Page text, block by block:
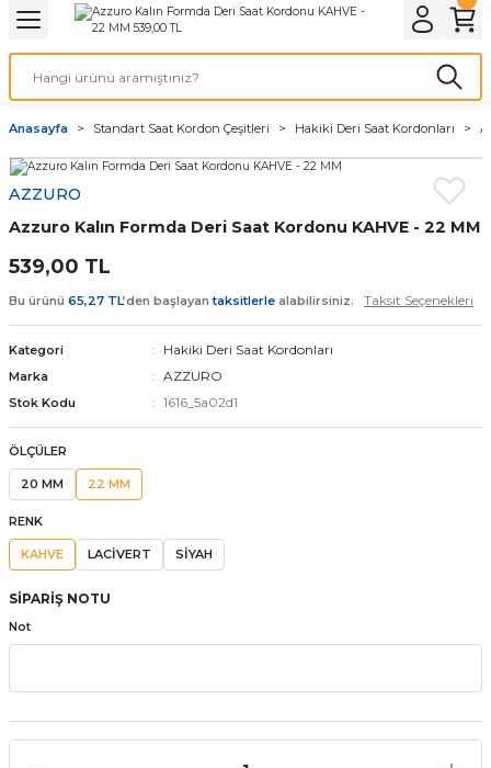
Geri Dön
& ELEKTİRİK AYDINLATMA & ELEKTRİK
Geri Dön
ve Cihaz Pilleri
ÇEŞİTLERİ
Pili
Geri Dön
Geri Dön
Kordon Çeşitleri
Kordonları
saat kordonu
Kordonları
Anasayfa Standart Saat Kordon Çeşitleri Hakiki Deri Saat Kordonları
AZZURO
Azzuro Kalın Formda Deri Saat Kordonu KAHVE - 22 MM
539,00 TL
Bu ürünü 65,27 TL’den başlayantaksitlerle alabilirsiniz. Taksit Seçenekleri
Kategori Hakiki Deri Saat Kordonları
Marka AZZURO
Stok Kodu 1616_5a02d1
ÖLÇÜLER
20 MM 22 MM
RENK
KAHVE LACİVERT SİYAH
SİPARİŞ NOTU
Not